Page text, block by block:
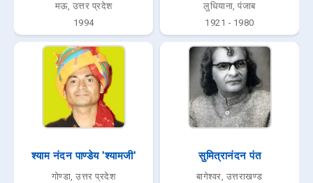
मऊ, उत्तर प्रदेश
1994
लुधियाना, पंजाब
1921 - 1980
श्याम नंदन पाण्डेय 'श्यामजी'
गोण्डा, उत्तर प्रदेश
सुमित्रानंदन पंत
बागेश्वर, उत्तराखण्ड